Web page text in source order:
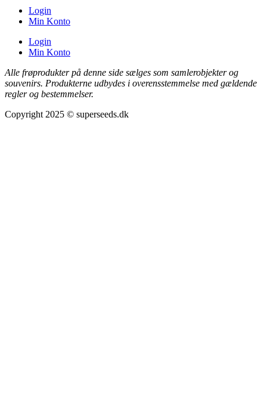
Login
Min Konto
Login
Min Konto
Alle frøprodukter på denne side sælges som samlerobjekter og
souvenirs. Produkterne udbydes i overensstemmelse med gældende
regler og bestemmelser.
Copyright 2025 © superseeds.dk